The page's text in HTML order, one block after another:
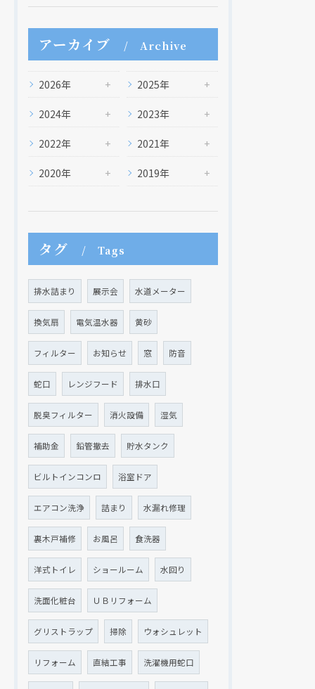
アーカイブ Archive
2026年 2025年
2024年 2023年
2022年 2021年
2020年 2019年
タグ Tags
排水詰まり 展示会 水道メーター
換気扇 電気温水器 黄砂
フィルター お知らせ 窓 防音
蛇口 レンジフード 排水口
脱臭フィルター 消火設備 湿気
補助金 鉛管撤去 貯水タンク
ビルトインコンロ 浴室ドア
エアコン洗浄 詰まり 水漏れ修理
裏木戸補修 お風呂 食洗器
洋式トイレ ショールーム 水回り
洗面化粧台 ＵＢリフォーム
グリストラップ 掃除 ウォシュレット
リフォーム 直結工事 洗濯機用蛇口
現在、新聞に入っている折込チラシです。
現在、新聞に入っている折込チラシです。